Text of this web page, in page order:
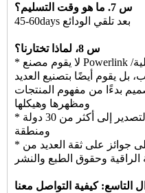
س 7. ما هو وقت التسليم؟
45-60days بعد تلقي الودائع
س 8، لماذا تختارنا؟
* لا يقوم مصنع Powerlink بإنتاج طلبات تصنيع المعدات الأصلية/
يقوم أيضًا بتصنيع العديد
بدءًا من مفهوم المنتجات
ومظهرها وهيكلها
* لدينا 14 عامًا من الخبرة في التصدير إلى أكثر من 30 دولة
ومنطقة
* حاز فريق التصميم الحائز على جوائز على ثقة العديد من
الراقية وحقوق الطبع والنشر
التاسع: كيفية التواصل معنا